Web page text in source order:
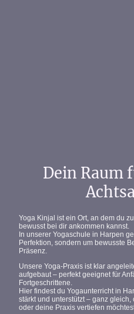
Dein Raum
Yoga Kinjal ist ein Ort, an dem du
bewusst bei dir ankommen kannst.
In unserer Yogaschule in Harpen
Perfektion, sondern um bewusste
Präsenz
Unsere Yoga-Praxis istklar
aufgebaut– perfekt geeignet für
Fortgeschrittene.
Hier findest du Yogaunterricht in
stärkt und unterstützt – ganz
oder deine Praxis vertiefen